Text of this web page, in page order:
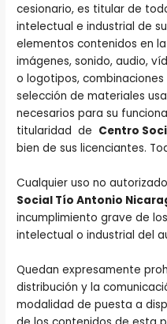
cesionario, es titular de
intelectual e industrial de
elementos contenidos en
imágenes, sonido, audio,
o logotipos,
selección de materiales
necesarios para su
titularidad de Centro
bien de sus licenciantes.
Cualquier uso no
Social Tío Antonio
incumplimiento grave de
intelectual o industrial del
Quedan expresamente
distribución y la
modalidad de puesta a